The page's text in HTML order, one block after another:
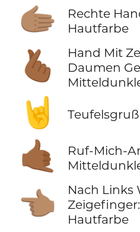
🫱🏽
Rechte
Hautfarbe
🫰🏾
Hand Mit
Daumen
🤘 Teufelsgruß
🤙🏾
Ruf-Mich-
👈🏽
Nach Links
Hautfarbe